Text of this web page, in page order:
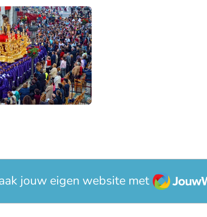
jouw eigen website met JouwWeb